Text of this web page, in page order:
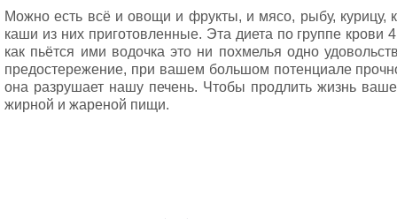
Можно есть всё и овощи и фрукты, и мясо, рыбу, курицу,
каши из них приготовленные. Эта диета по группе крови
как пьётся ими водочка это ни похмелья одно
предостережение, при вашем большом потенциале
она разрушает нашу печень. Чтобы продлить жизнь
жирной и жареной пищи.